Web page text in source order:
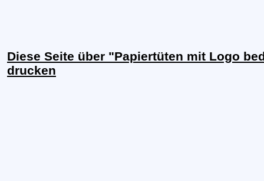
Diese Seite über "Papiertüten mit Logo
drucken